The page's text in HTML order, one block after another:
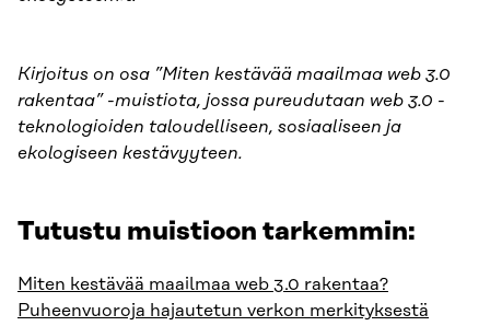
Kirjoitus on osa ”Miten kestävää maailmaa web 3.0
rakentaa” -muistiota, jossa pureudutaan web 3.0 -
teknologioiden taloudelliseen, sosiaaliseen ja
ekologiseen kestävyyteen.
Tutustu muistioon tarkemmin:
Miten kestävää maailmaa web 3.0 rakentaa?
Puheenvuoroja hajautetun verkon merkityksestä